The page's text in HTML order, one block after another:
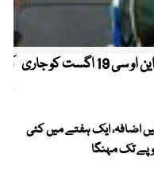
کیریبین پریمیئر لیگ ، قومی کرکٹرز کو این او سی 19 اگست کو جاری
اضافہ، ایک ہفتے میں کئی